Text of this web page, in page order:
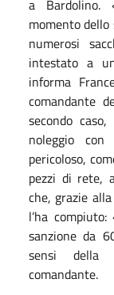
a Bardolino.
momento dello
numerosi
intestato a
informa
comandante
secondo
noleggio
pericoloso,
pezzi di rete,
che, grazie
l’ha
sanzione da
sensi della
comandante.